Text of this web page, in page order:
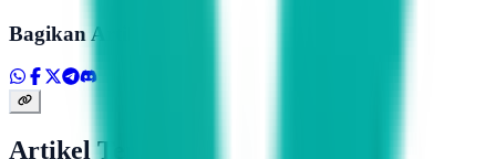
Bagikan Artikel
Artikel Terkait